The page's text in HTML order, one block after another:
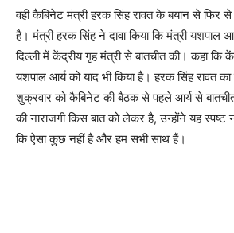
वही कैबिनेट मंत्री हरक सिंह रावत के बयान से फिर से
है। मंत्री हरक सिंह ने दावा किया कि मंत्री यशपाल
दिल्ली में केंद्रीय गृह मंत्री से बातचीत की। कहा कि
यशपाल आर्य को याद भी किया है। हरक सिंह रावत
शुक्रवार को कैबिनेट की बैठक से पहले आर्य से
की नाराजगी किस बात को लेकर है, उन्होंने यह स्पष्ट
कि ऐसा कुछ नहीं है और हम सभी साथ हैं।